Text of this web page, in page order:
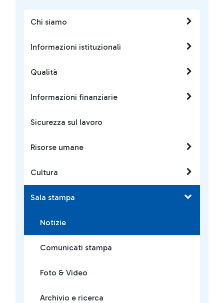
Chi siamo
Informazioni istituzionali
Qualità
Informazioni finanziarie
Sicurezza sul lavoro
Risorse umane
Cultura
Sala stampa
Notizie
Comunicati stampa
Foto & Video
Archivio e ricerca